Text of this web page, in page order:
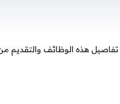
هذه الوظائف والتقديم